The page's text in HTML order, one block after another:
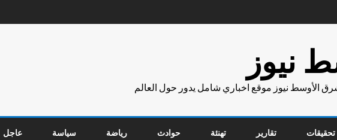
نيوز
الأوسط نيوز موقع اخباري شامل يدور حول العالم
تحقيقات تقارير تهنئة حوادث رياضة سياسة عاجل